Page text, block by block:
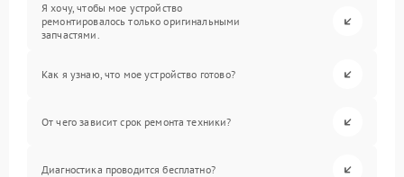
Я хочу, чтобы мое устройство
ремонтировалось только оригинальными
запчастями.
Как я узнаю, что мое устройство готово?
От чего зависит срок ремонта техники?
Диагностика проводится бесплатно?